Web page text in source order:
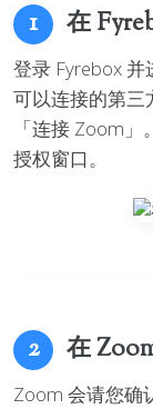
1 在
登录 Fyrebox
可以连接的第三
「连接 Zoom
授权窗口。
2 在
Zoom 会请您确